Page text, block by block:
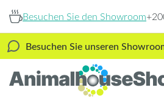
Besuchen Sie den Showroom
Besuchen Sie unseren